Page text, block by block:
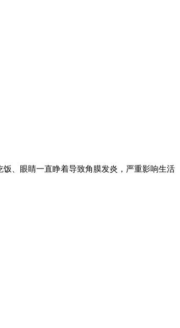
、眼睛一直睁着导致角膜发炎，严重影响生活